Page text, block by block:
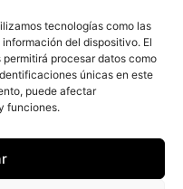
tecnologías como las
del dispositivo. El
procesar datos como
únicas en este
puede afectar
funciones.
sociales